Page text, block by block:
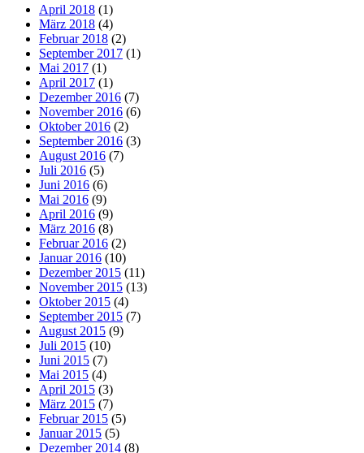
April 2018 (1)
März 2018 (4)
Februar 2018 (2)
September 2017 (1)
Mai 2017 (1)
April 2017 (1)
Dezember 2016 (7)
November 2016 (6)
Oktober 2016 (2)
September 2016 (3)
August 2016 (7)
Juli 2016 (5)
Juni 2016 (6)
Mai 2016 (9)
April 2016 (9)
März 2016 (8)
Februar 2016 (2)
Januar 2016 (10)
Dezember 2015 (11)
November 2015 (13)
Oktober 2015 (4)
September 2015 (7)
August 2015 (9)
Juli 2015 (10)
Juni 2015 (7)
Mai 2015 (4)
April 2015 (3)
März 2015 (7)
Februar 2015 (5)
Januar 2015 (5)
Dezember 2014 (8)